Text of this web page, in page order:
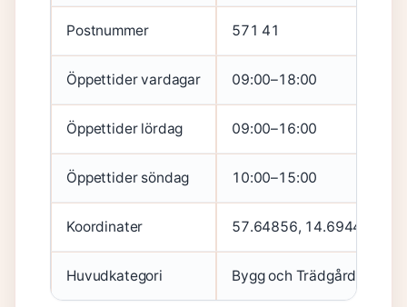
Postnummer 571 41
Öppettider vardagar 09:00–18:00
Öppettider lördag 09:00–16:00
Öppettider söndag 10:00–15:00
Koordinater 57.64856, 14.69445
Huvudkategori Bygg och Trädgård